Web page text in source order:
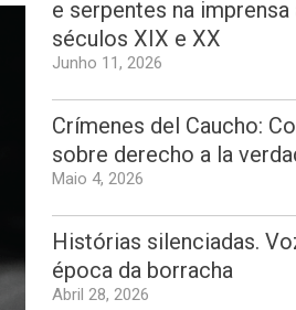
e serpentes na
séculos XIX e XX
Junho 11, 2026
Crímenes del Caucho:
sobre derecho a la
Maio 4, 2026
Histórias silenciadas.
época da borracha
Abril 28, 2026